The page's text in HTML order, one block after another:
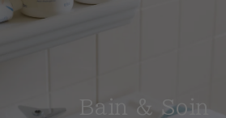
Bain & Soin